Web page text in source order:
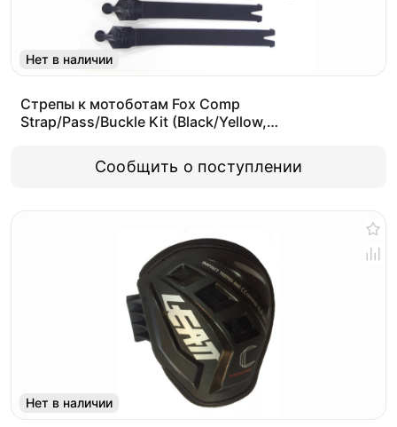
Нет в наличии
Стрепы к мотоботам Fox Comp
Strap/Pass/Buckle Kit (Black/Yellow,
Сообщить о поступлении
Нет в наличии